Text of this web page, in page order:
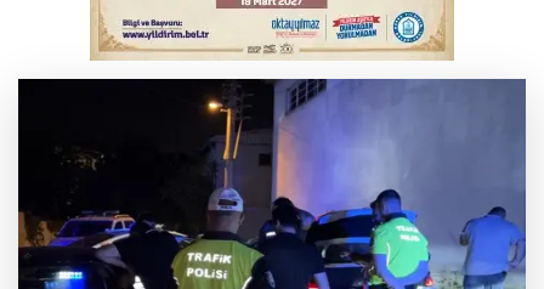
Osmangazi’de iş arayanlara destek